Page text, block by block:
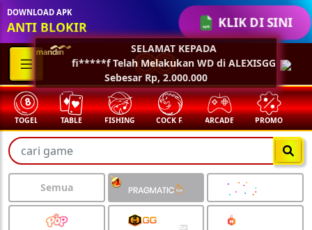
KLIK DI SINI
DOWNLOAD APK
ANTI BLOKIR
TABLE FISHING COCK F. ARCADE PROMO MEGAGACOR
Semua